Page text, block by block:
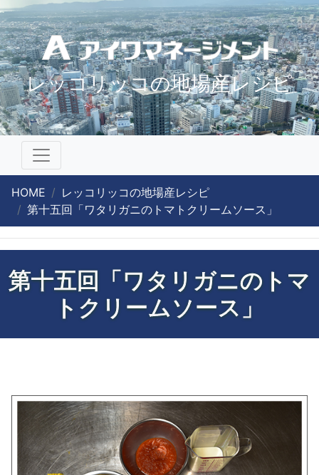
レッコリッコの地場産レシピ
HOME
レッコリッコの地場産レシピ
第十五回「ワタリガニのトマトクリームソース」
第十五回「ワタリガニのトマ
トクリームソース」